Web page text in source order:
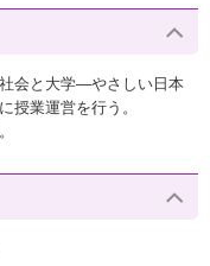
会と大学―やさしい日本
授業運営を行う。